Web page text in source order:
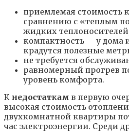
приемлемая стоимость
сравнению с «теплым
жидких
компактность — у дома
крадутся полезные
не требуется
равномерный прогрев
уровень комфорта.
К недостаткам в первую
высокая стоимость
двухкомнатной квартиры
час электроэнергии. Среди